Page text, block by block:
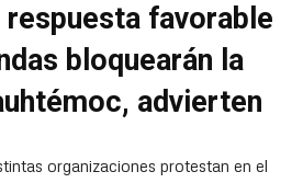
respuesta favorable
bloquearán la
advierten
organizaciones protestan en el